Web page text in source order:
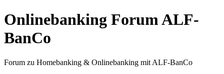
Onlinebanking Forum ALF-
BanCo
Forum zu Homebanking & Onlinebanking mit ALF-BanCo